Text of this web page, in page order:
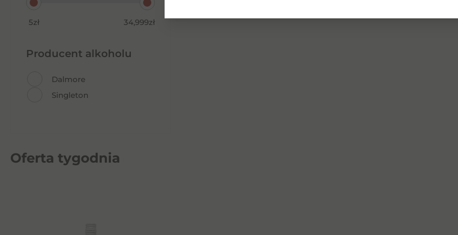
5zł 34,999zł
Producent alkoholu
Dalmore
Singleton
Oferta tygodnia